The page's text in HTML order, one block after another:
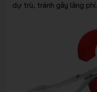
dự trù, tránh gây lãng phí.